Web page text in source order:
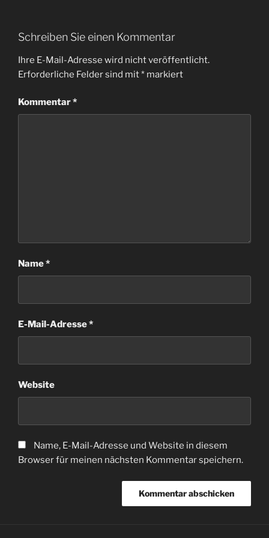
Schreiben Sie einen Kommentar
Ihre E-Mail-Adresse wird nicht veröffentlicht.
Erforderliche Felder sind mit* markiert
Kommentar*
Name*
E-Mail-Adresse*
Website
Name, E-Mail-Adresse und Website in diesem
Browser für meinen nächsten Kommentar speichern.